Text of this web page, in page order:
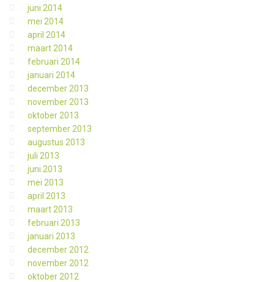
juni 2014
mei 2014
april 2014
maart 2014
februari 2014
januari 2014
december 2013
november 2013
oktober 2013
september 2013
augustus 2013
juli 2013
juni 2013
mei 2013
april 2013
maart 2013
februari 2013
januari 2013
december 2012
november 2012
oktober 2012